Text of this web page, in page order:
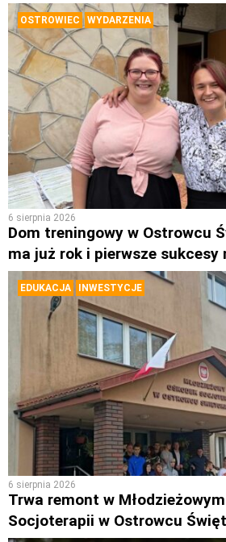
OSTROWIEC WYDARZENIA
6 sierpnia 2026
Dom treningowy w Ostrowcu
ma już rok i pierwsze sukcesy
EDUKACJA INWESTYCJE
6 sierpnia 2026
Trwa remont w
Socjoterapii w Ostrowcu